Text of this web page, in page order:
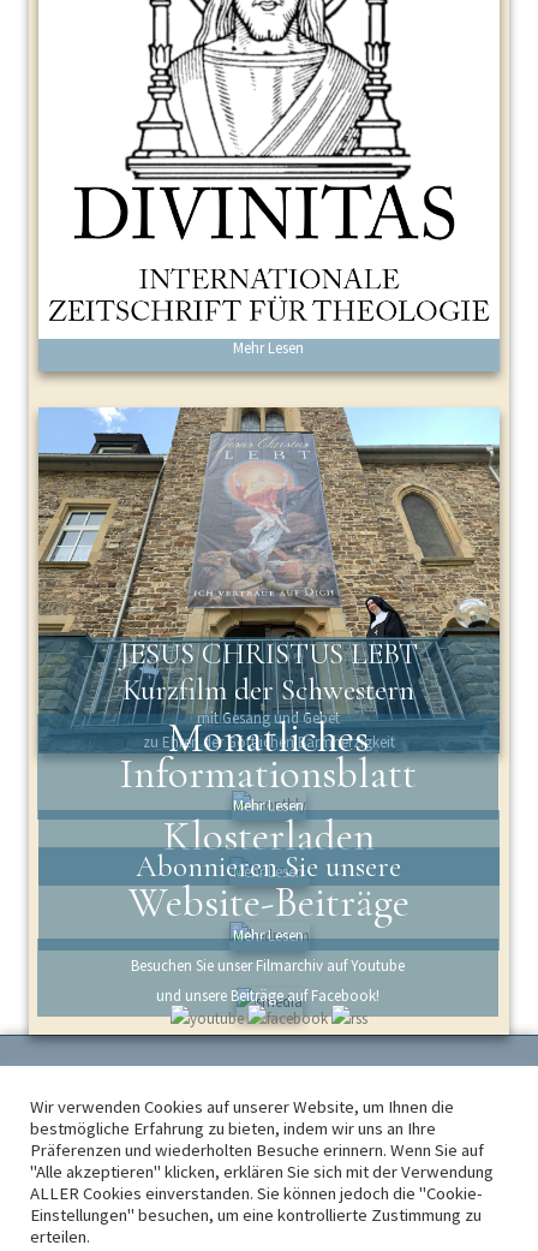
Mehr Lesen
JESUS CHRISTUS LEBT
Kurzfilm der Schwestern
mit Gesang und Gebet
zu Ehren der Göttlichen Barmherzigkeit
Monatliches
Informationsblatt
Mehr Lesen
Klosterladen
Mehr Lesen
Abonnieren Sie unsere
Website-Beiträge
Mehr Lesen
Besuchen Sie unser Filmarchiv auf Youtube
und unsere Beiträge auf Facebook!
Kloster Maria Engelport, Flaumbachtal 4, 56253 Treis-Karden - Telefon: +49
2672 915750 -engelport@institut-christus-koenig.de
Homepage des Instituts in Deutschland:Institut Christus König und
Hohepriester
Copyright © MMXX Institut Christus König und Hohepriester. Alle Rechte
Wir verwenden Cookies auf unserer Website, um Ihnen die
bestmögliche Erfahrung zu bieten, indem wir uns an Ihre
Präferenzen und wiederholten Besuche erinnern. Wenn Sie auf
"Alle akzeptieren" klicken, erklären Sie sich mit der Verwendung
ALLER Cookies einverstanden. Sie können jedoch die "Cookie-
Einstellungen" besuchen, um eine kontrollierte Zustimmung zu
erteilen.